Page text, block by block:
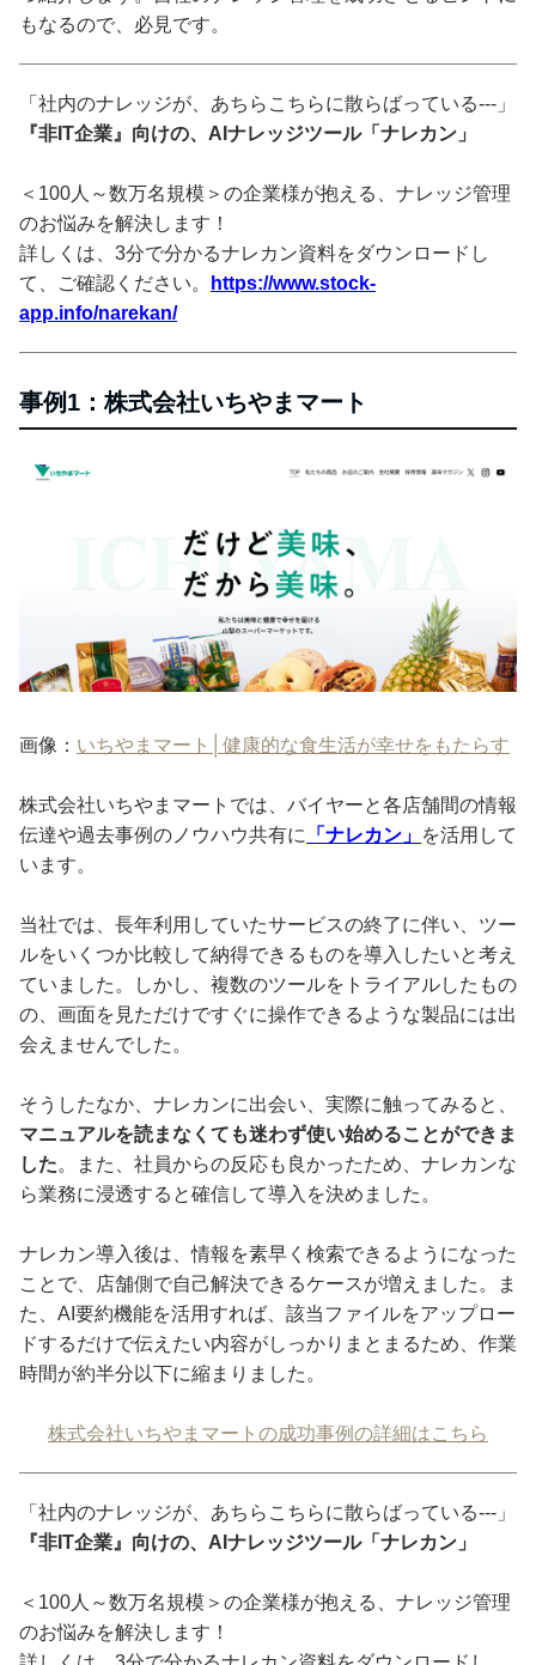
もなるので、必見です。
「社内のナレッジが、あちらこちらに散らばっている---」
『非IT企業』向けの、AIナレッジツール「ナレカン」
＜100人～数万名規模＞の企業様が抱える、ナレッジ管理
のお悩みを解決します！
詳しくは、3分で分かるナレカン資料をダウンロードし
て、ご確認ください。
https://www.stock-
app.info/narekan/
事例1：株式会社いちやまマート
画像： いちやまマート│健康的な食生活が幸せをもたらす
株式会社いちやまマートでは、バイヤーと各店舗間の情報
伝達や過去事例のノウハウ共有に
「ナレカン」 を活用して
います。
当社では、長年利用していたサービスの終了に伴い、ツー
ルをいくつか比較して納得できるものを導入したいと考え
ていました。しかし、複数のツールをトライアルしたもの
の、画面を見ただけですぐに操作できるような製品には出
会えませんでした。
そうしたなか、ナレカンに出会い、実際に触ってみると、
マニュアルを読まなくても迷わず使い始めることができま
した。また、社員からの反応も良かったため、ナレカンな
ら業務に浸透すると確信して導入を決めました。
ナレカン導入後は、情報を素早く検索できるようになった
ことで、店舗側で自己解決できるケースが増えました。ま
た、AI要約機能を活用すれば、該当ファイルをアップロー
ドするだけで伝えたい内容がしっかりまとまるため、作業
時間が約半分以下に縮まりました。
株式会社いちやまマートの成功事例の詳細はこちら
「社内のナレッジが、あちらこちらに散らばっている---」
『非IT企業』向けの、AIナレッジツール「ナレカン」
＜100人～数万名規模＞の企業様が抱える、ナレッジ管理
のお悩みを解決します！